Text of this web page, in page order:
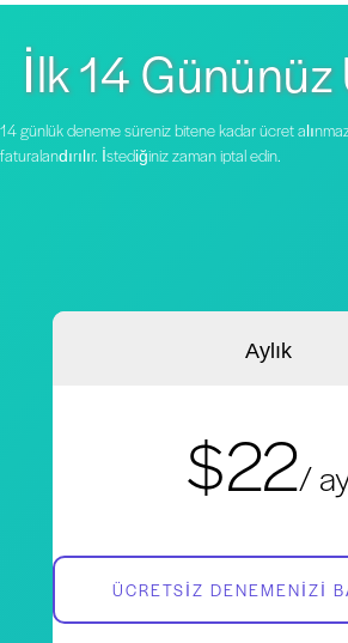
İlk 14
14 günlük deneme süreniz bitene kadar ücret
faturalandırılır. İstediğiniz zaman iptal edin.
Aylık
$22/
ÜCRETSIZ DENEMENIZI